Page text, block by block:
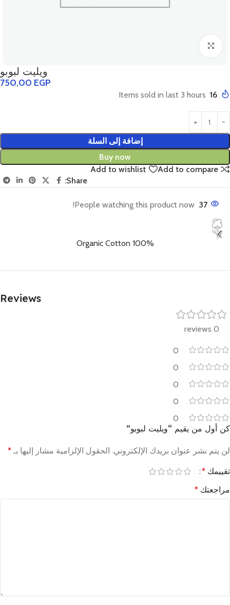
ويليت لبوبو
750,00 EGP
16
Items sold in last 3 hours
إضافة إلى السلة
Buy now
Add to compare
Add to wishlist
Share:
37
People watching this product now!
100% Organic Cotton
Reviews
0 reviews
0
0
0
0
0
كن أول من يقيم “ويليت لبوبو”
لن يتم نشر عنوان بريدك الإلكتروني. الحقول الإلزامية مشار إليها بـ *
تقييمك *
مراجعتك *